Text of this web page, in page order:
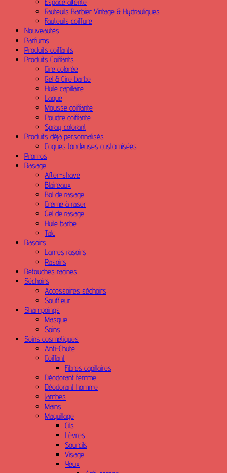
Fauteuils Barbier Vintage & Hydrauliques
Fauteuils coiffure
Nouveautés
Parfums
Produits coiffants
Produits Coiffants
Cire colorée
Gel & Cire barbe
Huile capillaire
Laque
Mousse coiffante
Poudre coiffante
Spray colorant
Produits déjà personnalisés
Coques tondeuses customisées
Promos
Rasage
After-shave
Blaireaux
Bol de rasage
Crème à raser
Gel de rasage
Huile barbe
Talc
Rasoirs
Lames rasoirs
Rasoirs
Retouches racines
Séchoirs
Accessoires séchoirs
Souffleur
Shampoings
Masque
Soins
Soins cosmetiques
Anti-Chute
Coiffant
Fibres capillaires
Déodorant femme
Déodorant homme
Jambes
Mains
Maquillage
Cils
Lèvres
Sourcils
Visage
Yeux